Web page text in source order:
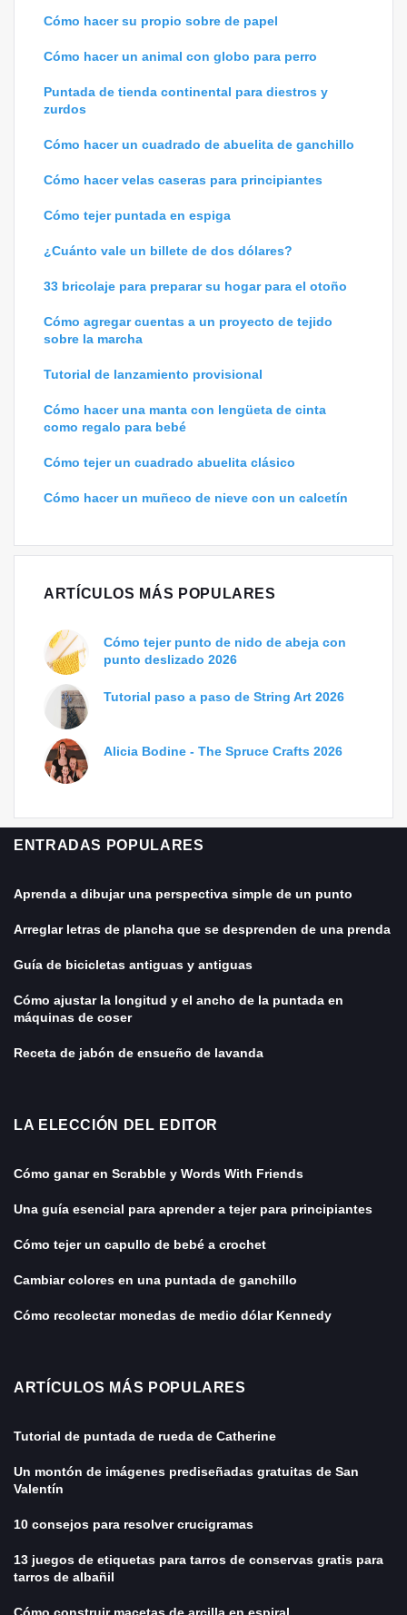
Cómo hacer su propio sobre de papel
Cómo hacer un animal con globo para perro
Puntada de tienda continental para diestros y
zurdos
Cómo hacer un cuadrado de abuelita de ganchillo
Cómo hacer velas caseras para principiantes
Cómo tejer puntada en espiga
¿Cuánto vale un billete de dos dólares?
33 bricolaje para preparar su hogar para el otoño
Cómo agregar cuentas a un proyecto de tejido
sobre la marcha
Tutorial de lanzamiento provisional
Cómo hacer una manta con lengüeta de cinta
como regalo para bebé
Cómo tejer un cuadrado abuelita clásico
Cómo hacer un muñeco de nieve con un calcetín
ARTÍCULOS MÁS POPULARES
Cómo tejer punto de nido de abeja con
punto deslizado 2026
Tutorial paso a paso de String Art 2026
Alicia Bodine - The Spruce Crafts 2026
ENTRADAS POPULARES
Aprenda a dibujar una perspectiva simple de un punto
Arreglar letras de plancha que se desprenden de una prenda
Guía de bicicletas antiguas y antiguas
Cómo ajustar la longitud y el ancho de la puntada en
máquinas de coser
Receta de jabón de ensueño de lavanda
LA ELECCIÓN DEL EDITOR
Cómo ganar en Scrabble y Words With Friends
Una guía esencial para aprender a tejer para principiantes
Cómo tejer un capullo de bebé a crochet
Cambiar colores en una puntada de ganchillo
Cómo recolectar monedas de medio dólar Kennedy
ARTÍCULOS MÁS POPULARES
Tutorial de puntada de rueda de Catherine
Un montón de imágenes prediseñadas gratuitas de San
Valentín
10 consejos para resolver crucigramas
13 juegos de etiquetas para tarros de conservas gratis para
tarros de albañil